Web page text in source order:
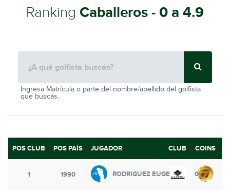
Ranking Caballeros - 0 a 4.9
Ingresa Matrícula o parte del nombre/apellido del golfista
que buscás.
POS CLUB POS PAÍS JUGADOR CLUB COINS
1 1990 RODRIGUEZ EUGENIO 0